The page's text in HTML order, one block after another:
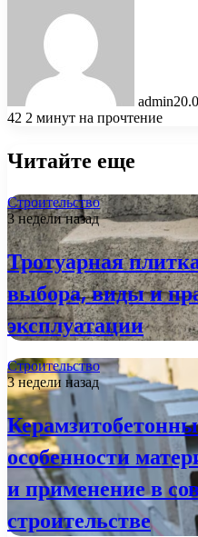
admin
42 2 минут на прочтение
Читайте еще
Строительство
3 недели назад
Тротуарная
выбора, виды и
эксплуатации
Строительство
3 недели назад
особенности
и применение в
строительстве